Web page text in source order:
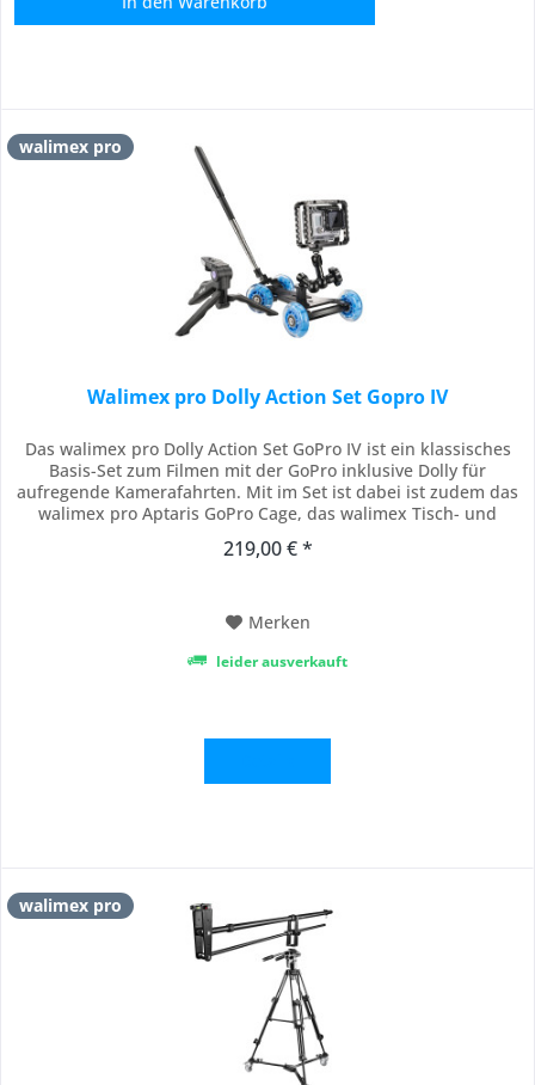
walimex pro
Walimex pro Dolly Action Set Gopro IV
Das walimex pro Dolly Action Set GoPro IV ist ein klassisches
Basis-Set zum Filmen mit der GoPro inklusive Dolly für
aufregende Kamerafahrten. Mit im Set ist dabei ist zudem das
walimex pro Aptaris GoPro Cage, das walimex Tisch- und
Kamerawagen Mini Telescope Mit dem Dolly Kamerawagen
219,00 € *
Merken
leider ausverkauft
walimex pro